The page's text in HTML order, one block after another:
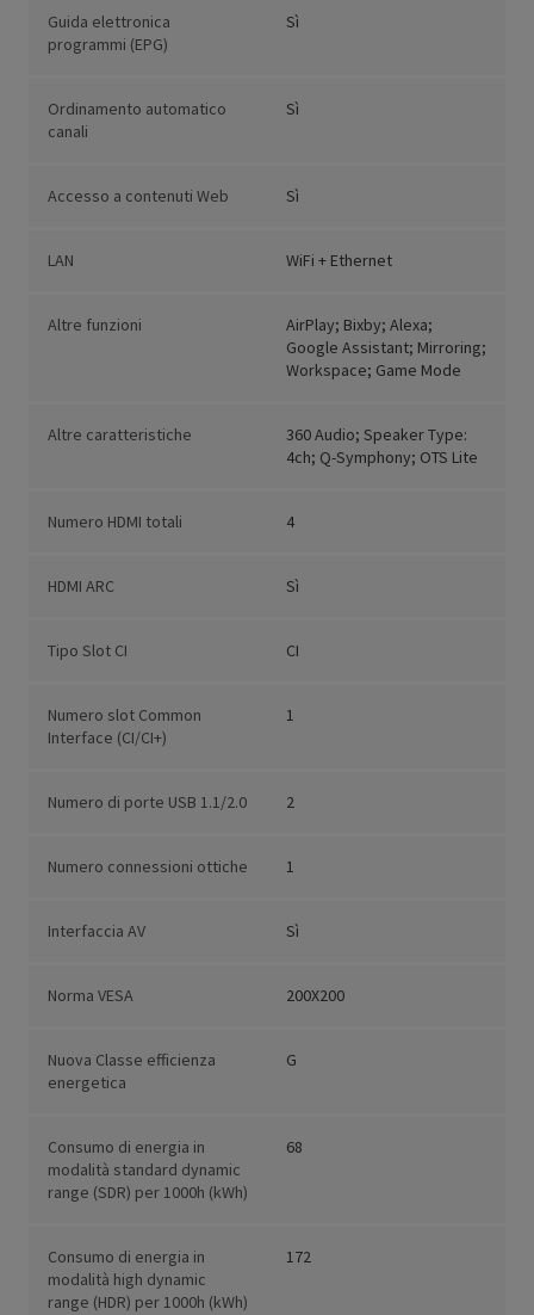
Guida elettronica
programmi (EPG)
Sì
Ordinamento automatico
canali
Sì
Accesso a contenuti Web Sì
LAN WiFi + Ethernet
Altre funzioni
AirPlay; Bixby; Alexa;
Google Assistant; Mirroring;
Workspace; Game Mode
Altre caratteristiche
360 Audio; Speaker Type:
4ch; Q-Symphony; OTS Lite
Numero HDMI totali 4
HDMI ARC Sì
Tipo Slot CI CI
Numero slot Common
Interface (CI/CI+)
1
Numero di porte USB 1.1/2.0 2
Numero connessioni ottiche 1
Interfaccia AV Sì
Norma VESA 200X200
Nuova Classe efficienza
energetica
G
Consumo di energia in
modalità standard dynamic
range (SDR) per 1000h (kWh)
68
Consumo di energia in
modalità high dynamic
range (HDR) per 1000h (kWh)
172